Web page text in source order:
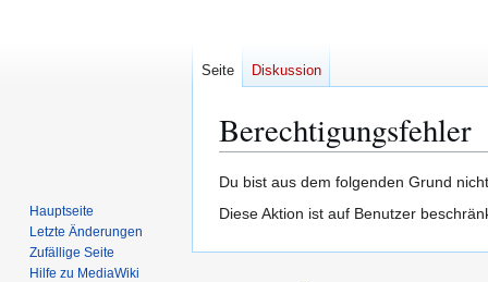
Berechtigungsfehler
Zur
Navigation
Zur
Suche
Du bist aus dem folgenden Grund
Diese Aktion ist auf Benutzer
Seite Diskussion
Hauptseite
Letzte Änderungen
Zufällige Seite
Hilfe zu MediaWiki